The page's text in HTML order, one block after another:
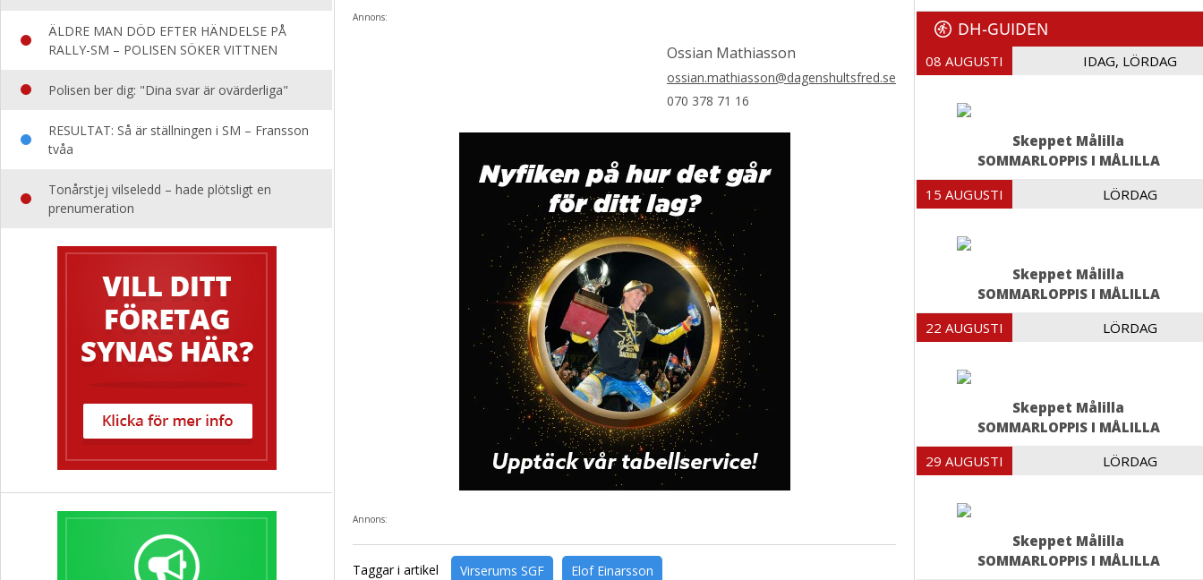
ÄLDRE MAN DÖD EFTER HÄNDELSE PÅ
RALLY-SM – POLISEN SÖKER VITTNEN
Polisen ber dig: "Dina svar är ovärderliga"
RESULTAT: Så är ställningen i SM – Fransson
tvåa
Tonårstjej vilseledd – hade plötsligt en
prenumeration
Annons:
Ossian Mathiasson
ossian.mathiasson@dagenshultsfred.se
070 378 71 16
Annons:
Taggar i artikel Virserums SGF Elof Einarsson
DH-GUIDEN
08 AUGUSTI IDAG, LÖRDAG
Skeppet Målilla
SOMMARLOPPIS I MÅLILLA
15 AUGUSTI LÖRDAG
Skeppet Målilla
SOMMARLOPPIS I MÅLILLA
22 AUGUSTI LÖRDAG
Skeppet Målilla
SOMMARLOPPIS I MÅLILLA
29 AUGUSTI LÖRDAG
Skeppet Målilla
SOMMARLOPPIS I MÅLILLA